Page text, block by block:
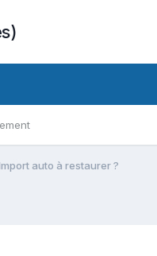
auto à restaurer ?